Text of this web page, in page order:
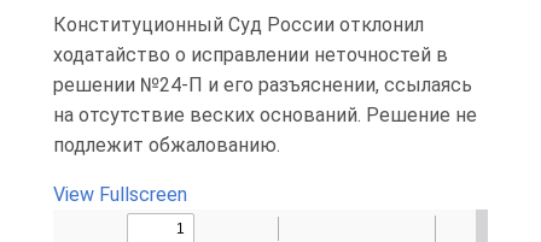
Конституционный Суд России отклонил
ходатайство о исправлении неточностей в
решении №24-П и его разъяснении, ссылаясь
на отсутствие веских оснований. Решение не
подлежит обжалованию.
View Fullscreen